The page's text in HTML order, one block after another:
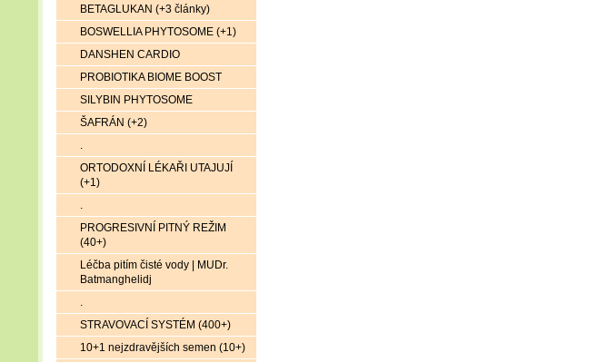
BETAGLUKAN (+3 články)
BOSWELLIA PHYTOSOME (+1)
DANSHEN CARDIO
PROBIOTIKA BIOME BOOST
SILYBIN PHYTOSOME
ŠAFRÁN (+2)
.
ORTODOXNÍ LÉKAŘI UTAJUJÍ
(+1)
.
PROGRESIVNÍ PITNÝ REŽIM
(40+)
Léčba pitím čisté vody | MUDr.
Batmanghelidj
.
STRAVOVACÍ SYSTÉM (400+)
10+1 nejzdravějších semen (10+)